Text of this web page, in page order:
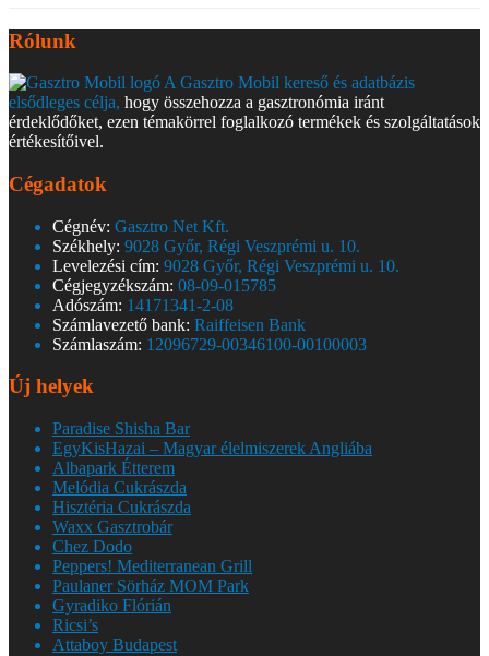
Rólunk
A Gasztro Mobil kereső és adatbázis
elsődleges célja, hogy összehozza a gasztronómia iránt
érdeklődőket, ezen témakörrel foglalkozó termékek és szolgáltatások
értékesítőivel.
Cégadatok
Cégnév: Gasztro Net Kft.
Székhely: 9028 Győr, Régi Veszprémi u. 10.
Levelezési cím: 9028 Győr, Régi Veszprémi u. 10.
Cégjegyzékszám: 08-09-015785
Adószám: 14171341-2-08
Számlavezető bank: Raiffeisen Bank
Számlaszám: 12096729-00346100-00100003
Új helyek
Paradise Shisha Bar
EgyKisHazai – Magyar élelmiszerek Angliába
Albapark Étterem
Melódia Cukrászda
Hisztéria Cukrászda
Waxx Gasztrobár
Chez Dodo
Peppers! Mediterranean Grill
Paulaner Sörház MOM Park
Gyradiko Flórián
Ricsi’s
Attaboy Budapest